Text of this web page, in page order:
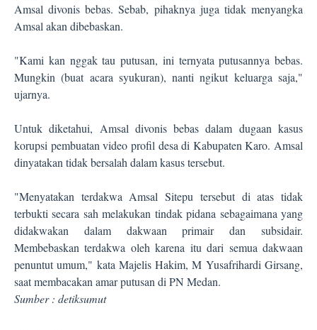
Amsal divonis bebas. Sebab, pihaknya juga tidak menyangka
Amsal akan dibebaskan.
"Kami kan nggak tau putusan, ini ternyata putusannya bebas.
Mungkin (buat acara syukuran), nanti ngikut keluarga saja,"
ujarnya.
Untuk diketahui, Amsal divonis bebas dalam dugaan kasus
korupsi pembuatan video profil desa di Kabupaten Karo. Amsal
dinyatakan tidak bersalah dalam kasus tersebut.
"Menyatakan terdakwa Amsal Sitepu tersebut di atas tidak
terbukti secara sah melakukan tindak pidana sebagaimana yang
didakwakan dalam dakwaan primair dan subsidair.
Membebaskan terdakwa oleh karena itu dari semua dakwaan
penuntut umum," kata Majelis Hakim, M Yusafrihardi Girsang,
saat membacakan amar putusan di PN Medan.
Sumber : detiksumut